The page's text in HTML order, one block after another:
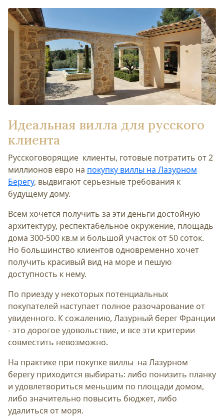
Идеальная вилла для русского
клиента
Русскоговорящие клиенты, готовые потратить от 2
миллионов евро на покупку виллы на Лазурном
Берегу, выдвигают серьезные требования к
будущему дому.
Всем хочется получить за эти деньги достойную
архитектуру, респектабельное окружение, площадь
дома 300-500 кв.м и большой участок от 50 соток.
Но большинство клиентов одновременно хочет
получить красивый вид на море и пешую
доступность к нему.
По приезду у некоторых потенциальных
покупателей наступает полное разочарование от
увиденного. К сожалению, Лазурный берег Франции
- это дорогое удовольствие, и все эти критерии
совместить невозможно.
На практике при покупке виллы на Лазурном
берегу приходится выбирать: либо понизить планку
и удовлетвориться меньшим по площади домом,
либо значительно повысить бюджет, либо
удалиться от моря.